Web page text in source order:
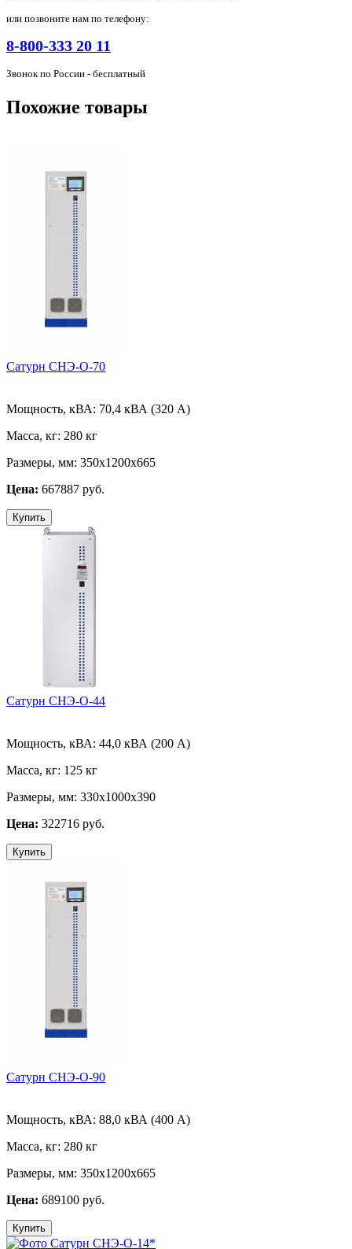
или позвоните нам по телефону:
8-800-333 20 11
Звонок по России - бесплатный
Похожие товары
Сатурн СНЭ-О-70
Мощность, кВА: 70,4 кВА (320 А)
Масса, кг: 280 кг
Размеры, мм: 350х1200х665
Цена: 667887 руб.
Купить
Сатурн СНЭ-О-44
Мощность, кВА: 44,0 кВА (200 А)
Масса, кг: 125 кг
Размеры, мм: 330х1000х390
Цена: 322716 руб.
Купить
Сатурн СНЭ-О-90
Мощность, кВА: 88,0 кВА (400 А)
Масса, кг: 280 кг
Размеры, мм: 350х1200х665
Цена: 689100 руб.
Купить